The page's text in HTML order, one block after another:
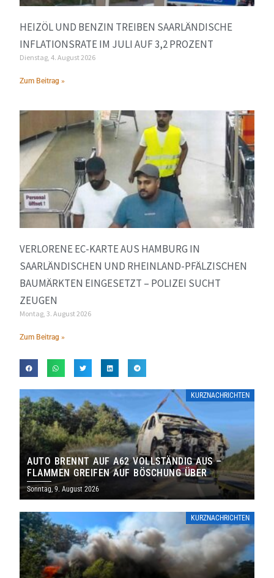
HEIZÖL UND BENZIN TREIBEN SAARLÄNDISCHE
INFLATIONSRATE IM JULI AUF 3,2 PROZENT
Dienstag, 4. August 2026
Zum Beitrag »
VERLORENE EC-KARTE AUS HAMBURG IN
SAARLÄNDISCHEN UND RHEINLAND-PFÄLZISCHEN
BAUMÄRKTEN EINGESETZT – POLIZEI SUCHT
ZEUGEN
Montag, 3. August 2026
Zum Beitrag »
KURZNACHRICHTEN
AUTO BRENNT AUF A62 VOLLSTÄNDIG AUS –
FLAMMEN GREIFEN AUF BÖSCHUNG ÜBER
Sonntag, 9. August 2026
KURZNACHRICHTEN